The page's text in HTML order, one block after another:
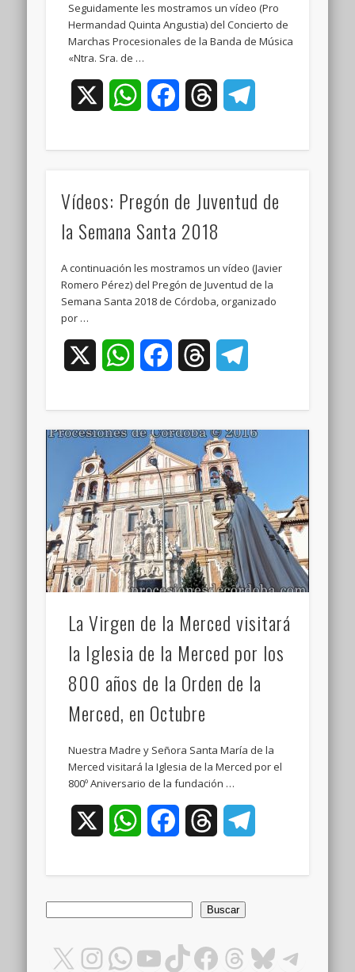
Seguidamente les mostramos un vídeo (Pro
Hermandad Quinta Angustia) del Concierto de
Marchas Procesionales de la Banda de Música
«Ntra. Sra. de …
WhatsAppFacebookThreads
Vídeos: Pregón de Juventud de
la Semana Santa 2018
A continuación les mostramos un vídeo (Javier
Romero Pérez) del Pregón de Juventud de la
Semana Santa 2018 de Córdoba, organizado
por …
WhatsAppFacebookThreads
La Virgen de la Merced visitará
la Iglesia de la Merced por los
800 años de la Orden de la
Merced, en Octubre
Nuestra Madre y Señora Santa María de la
Merced visitará la Iglesia de la Merced por el
800º Aniversario de la fundación …
WhatsAppFacebookThreads
Buscar
X Instagram
WhatsApp
YouTube
TikTok
Facebook
Threads
Bluesky